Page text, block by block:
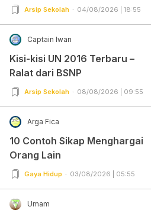
Arsip Sekolah 04/08/2026 | 18:55
Captain Iwan
Kisi-kisi UN 2016 Terbaru –
Ralat dari BSNP
Arsip Sekolah 08/08/2026 | 09:55
Arga Fica
10 Contoh Sikap Menghargai
Orang Lain
Gaya Hidup 03/08/2026 | 05:55
Umam